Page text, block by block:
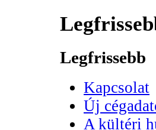
Legfrissebb
Kapcsolat
Új
A kültéri